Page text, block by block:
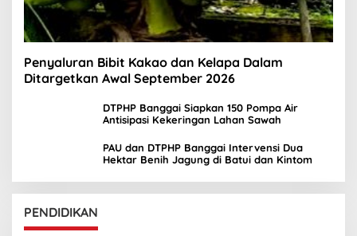
Penyaluran Bibit Kakao dan Kelapa Dalam
Ditargetkan Awal September 2026
DTPHP Banggai Siapkan 150 Pompa Air
Antisipasi Kekeringan Lahan Sawah
PAU dan DTPHP Banggai Intervensi Dua
Hektar Benih Jagung di Batui dan Kintom
PENDIDIKAN